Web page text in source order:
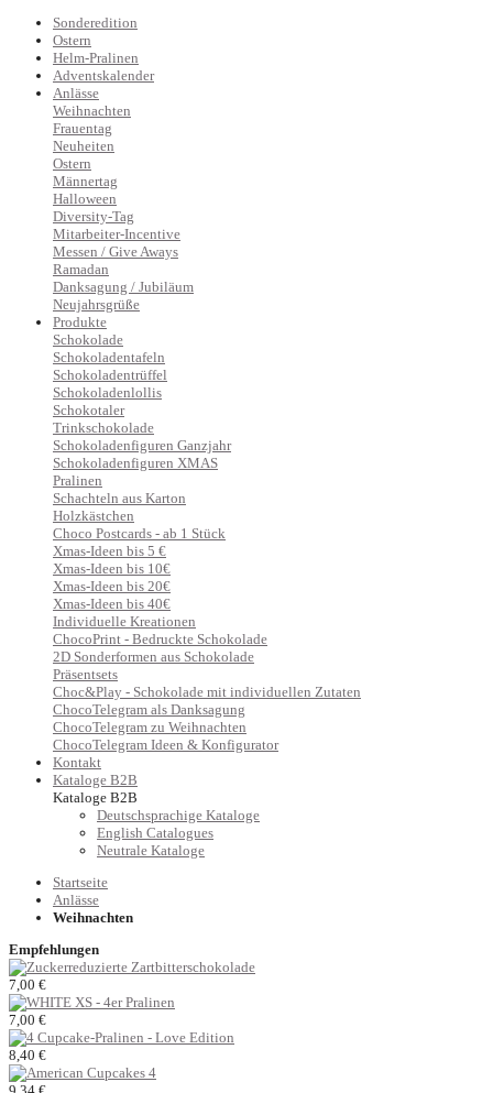
Sonderedition
Ostern
Helm-Pralinen
Adventskalender
Anlässe
Weihnachten
Frauentag
Neuheiten
Ostern
Männertag
Halloween
Diversity-Tag
Mitarbeiter-Incentive
Messen / Give Aways
Ramadan
Danksagung / Jubiläum
Neujahrsgrüße
Produkte
Schokolade
Schokoladentafeln
Schokoladentrüffel
Schokoladenlollis
Schokotaler
Trinkschokolade
Schokoladenfiguren Ganzjahr
Schokoladenfiguren XMAS
Pralinen
Schachteln aus Karton
Holzkästchen
Choco Postcards - ab 1 Stück
Xmas-Ideen bis 5 €
Xmas-Ideen bis 10€
Xmas-Ideen bis 20€
Xmas-Ideen bis 40€
Individuelle Kreationen
ChocoPrint - Bedruckte Schokolade
2D Sonderformen aus Schokolade
Präsentsets
Choc&Play - Schokolade mit individuellen Zutaten
ChocoTelegram als Danksagung
ChocoTelegram zu Weihnachten
ChocoTelegram Ideen & Konfigurator
Kontakt
Kataloge B2B
Kataloge B2B
Deutschsprachige Kataloge
English Catalogues
Neutrale Kataloge
Startseite
Anlässe
Weihnachten
Empfehlungen
7,00 €
7,00 €
8,40 €